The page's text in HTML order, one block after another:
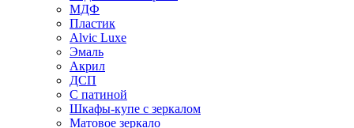
МДФ
Пластик
Alvic Luxe
Эмаль
Акрил
ДСП
С патиной
Шкафы-купе с зеркалом
Матовое зеркало